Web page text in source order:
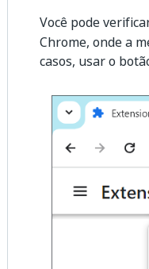
Você pode
Chrome, onde a
casos, usar o